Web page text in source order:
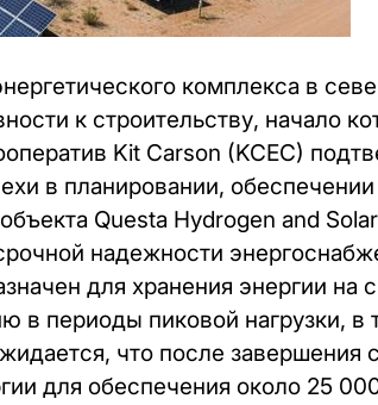
комплекса в
к строительству, начало
Kit Carson (KCEC)
в планировании,
Questa Hydrogen and
надежности
для хранения энергии на
в периоды пиковой нагрузки, в
что после завершения
для обеспечения около 25